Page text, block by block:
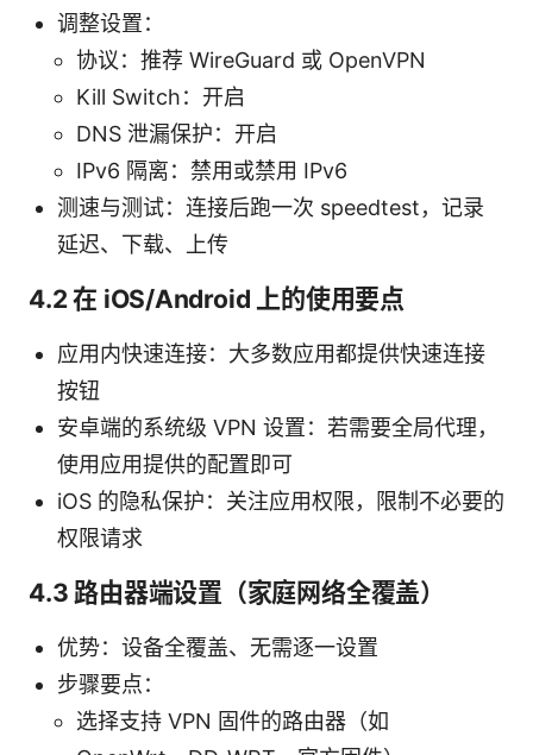
调整设置：
协议：推荐 WireGuard 或 OpenVPN
Kill Switch：开启
DNS 泄漏保护：开启
IPv6 隔离：禁用或禁用 IPv6
测速与测试：连接后跑一次 speedtest，记录
延迟、下载、上传
4.2 在 iOS/Android 上的使用要点
应用内快速连接：大多数应用都提供快速连接
按钮
安卓端的系统级 VPN 设置：若需要全局代理，
使用应用提供的配置即可
iOS 的隐私保护：关注应用权限，限制不必要的
权限请求
4.3 路由器端设置（家庭网络全覆盖）
优势：设备全覆盖、无需逐一设置
步骤要点：
选择支持 VPN 固件的路由器（如